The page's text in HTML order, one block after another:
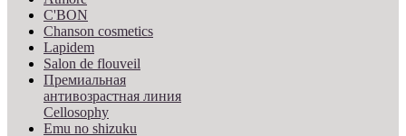
C'BON
Chanson cosmetics
Lapidem
Salon de flouveil
Премиальная
антивозрастная линия
Cellosophy
Emu no shizuku